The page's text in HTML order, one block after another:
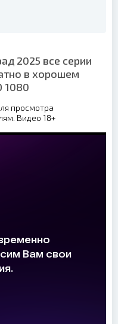
2025 все серии
в хорошем
1080
просмотра
Видео 18+